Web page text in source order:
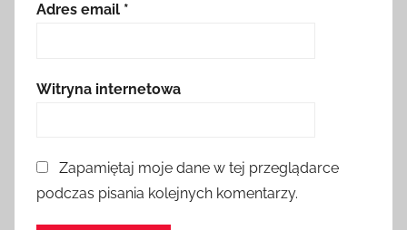
Adres email *
Witryna internetowa
Zapamiętaj moje dane w tej przeglądarce
podczas pisania kolejnych komentarzy.